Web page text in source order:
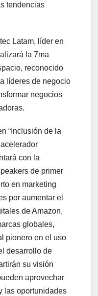
tendencias
Latam, líder en
la 7ma
reconocido
líderes de negocio
negocios
“Inclusión de la
con la
de primer
en marketing
por aumentar el
de Amazon,
globales,
pionero en el uso
desarrollo de
su visión
aprovechar
las oportunidades